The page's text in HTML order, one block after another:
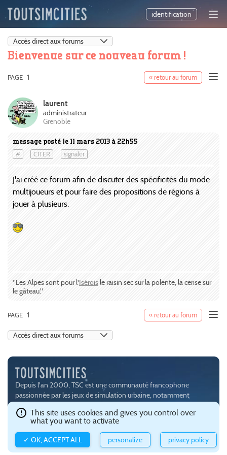
identification
Bienvenue sur ce nouveau forum !
« retour au forum
PAGE 1
message posté le 11 mars 2013 à 22h55
# CITER signaler
laurent
administrateur
Grenoble
J'ai créé ce forum afin de discuter des spécificités du mode
multijoueurs et pour faire des propositions de régions à
jouer à plusieurs.
"Les Alpes sont pour l'Iséroisle raisin sec sur la polente, la cerise sur
le gâteau."
« retour au forum
PAGE 1
Depuis l'an 2000, TSC est une communauté francophone
passionnée par les jeux de simulation urbaine, notamment
Ce site est hébergé avec brio parGandi.Confidentialité et gestion
des cookies .
This site uses cookies and gives you control over
what you want to activate
✓ OK, ACCEPT ALL personalize privacy policy